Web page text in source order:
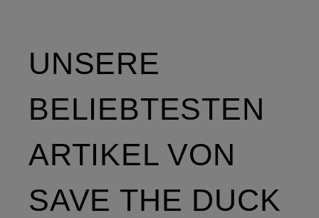
UNSERE
BELIEBTESTEN
ARTIKEL VON
SAVE THE DUCK